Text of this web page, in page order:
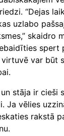
“Dejas
uzlabo
skaidro
spert
var būt
stāja ir cieši
Ja vēlies
rakstā